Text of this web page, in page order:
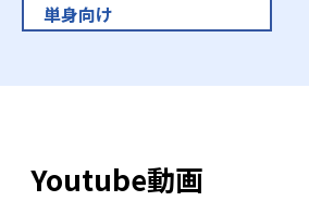
単身向け
Youtube動画